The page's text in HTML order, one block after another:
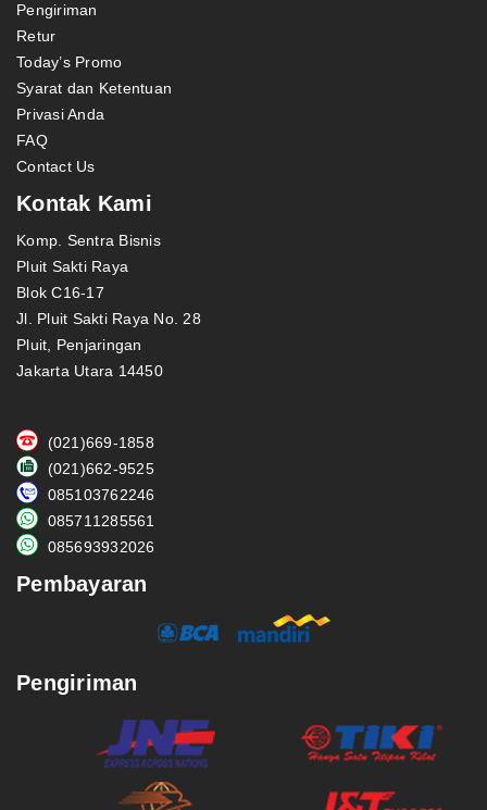
Pengiriman
Retur
Today’s Promo
Syarat dan Ketentuan
Privasi Anda
FAQ
Contact Us
Kontak Kami
Komp. Sentra Bisnis
Pluit Sakti Raya
Blok C16-17
Jl. Pluit Sakti Raya No. 28
Pluit, Penjaringan
Jakarta Utara 14450
(021)669-1858
(021)662-9525
085103762246
085711285561
085693932026
Pembayaran
Pengiriman